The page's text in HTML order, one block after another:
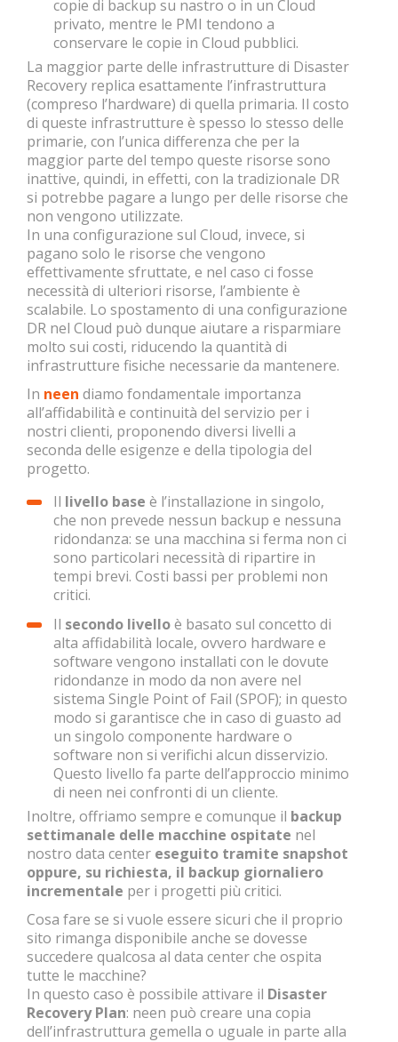
copie di backup su nastro o in un Cloud
privato, mentre le PMI tendono a
conservare le copie in Cloud pubblici.
La maggior parte delle infrastrutture di Disaster
Recovery replica esattamente l’infrastruttura
(compreso l’hardware) di quella primaria. Il costo
di queste infrastrutture è spesso lo stesso delle
primarie, con l’unica differenza che per la
maggior parte del tempo queste risorse sono
inattive, quindi, in effetti, con la tradizionale DR
si potrebbe pagare a lungo per delle risorse che
non vengono utilizzate.
In una configurazione sul Cloud, invece, si
pagano solo le risorse che vengono
effettivamente sfruttate, e nel caso ci fosse
necessità di ulteriori risorse, l’ambiente è
scalabile. Lo spostamento di una configurazione
DR nel Cloud può dunque aiutare a risparmiare
molto sui costi, riducendo la quantità di
infrastrutture fisiche necessarie da mantenere.
In neen diamo fondamentale importanza
all’affidabilità e continuità del servizio per i
nostri clienti, proponendo diversi livelli a
seconda delle esigenze e della tipologia del
progetto.
Il livello base è l’installazione in singolo,
che non prevede nessun backup e nessuna
ridondanza: se una macchina si ferma non ci
sono particolari necessità di ripartire in
tempi brevi. Costi bassi per problemi non
critici.
Il secondo livelloè basato sul concetto di
alta affidabilità locale, ovvero hardware e
software vengono installati con le dovute
ridondanze in modo da non avere nel
sistema Single Point of Fail (SPOF); in questo
modo si garantisce che in caso di guasto ad
un singolo componente hardware o
software non si verifichi alcun disservizio.
Questo livello fa parte dell’approccio minimo
di neen nei confronti di un cliente.
Inoltre, offriamo sempre e comunque il backup
settimanale delle macchine ospitate nel
nostro data center eseguito tramite snapshot
oppure, su richiesta, il backup giornaliero
incrementale per i progetti più critici.
Cosa fare se si vuole essere sicuri che il proprio
sito rimanga disponibile anche se dovesse
succedere qualcosa al data center che ospita
tutte le macchine?
In questo caso è possibile attivare il Disaster
Recovery Plan: neen può creare una copia
dell’infrastruttura gemella o uguale in parte alla